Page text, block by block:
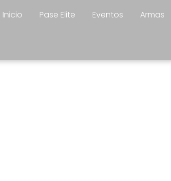
Inicio Pase Elite Eventos Armas